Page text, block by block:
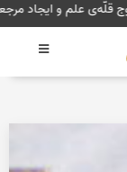
رسیدن به اوج